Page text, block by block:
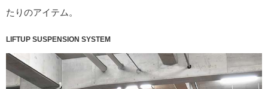
たりのアイテム。
LIFTUP SUSPENSION SYSTEM